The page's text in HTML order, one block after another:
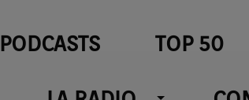
PODCASTS TOP 50